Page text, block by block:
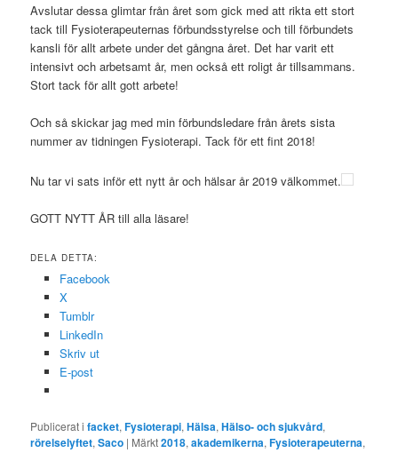
Avslutar dessa glimtar från året som gick med att rikta ett stort
tack till Fysioterapeuternas förbundsstyrelse och till förbundets
kansli för allt arbete under det gångna året. Det har varit ett
intensivt och arbetsamt år, men också ett roligt år tillsammans.
Stort tack för allt gott arbete!
Och så skickar jag med min förbundsledare från årets sista
nummer av tidningen Fysioterapi. Tack för ett fint 2018!
Nu tar vi sats inför ett nytt år och hälsar år 2019 välkommet.
GOTT NYTT ÅR till alla läsare!
DELA DETTA:
Facebook
X
Tumblr
LinkedIn
Skriv ut
E-post
Publicerat i facket,Fysioterapi,Hälsa,Hälso- och sjukvård,
rörelselyftet,Saco | Märkt2018,akademikerna,Fysioterapeuterna,